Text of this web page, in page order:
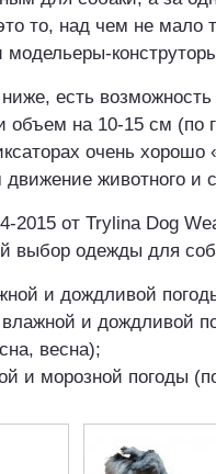
то, над чем не мало
модельеры-
есть возможность
объем на 10-15 см (по
очень хорошо
животного и
2015 от Trylina Dog
выбор одежды для
и дождливой
и дождливой
весна);
и морозной погоды